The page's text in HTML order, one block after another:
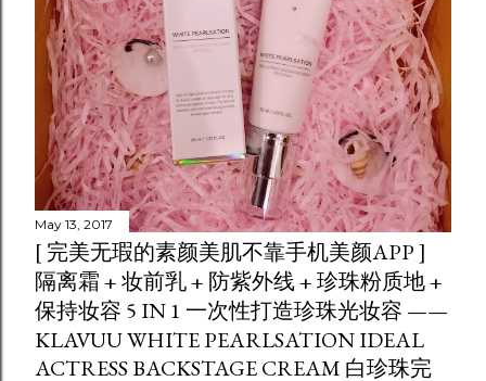
May 13, 2017
[ 完美无瑕的素颜美肌不靠手机美颜APP ]
隔离霜 + 妆前乳 + 防紫外线 + 珍珠粉质地 +
保持妆容 5 IN 1 一次性打造珍珠光妆容 ——
KLAVUU WHITE PEARLSATION IDEAL
ACTRESS BACKSTAGE CREAM 白珍珠完